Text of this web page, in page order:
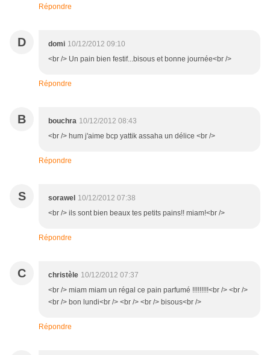
Répondre
D domi 10/12/2012 09:10
<br /> Un pain bien festif...bisous et bonne journée<br />
Répondre
B bouchra 10/12/2012 08:43
<br /> hum j'aime bcp yattik assaha un délice <br />
Répondre
S sorawel 10/12/2012 07:38
<br /> ils sont bien beaux tes petits pains!! miam!<br />
Répondre
C christèle 10/12/2012 07:37
<br /> miam miam un régal ce pain parfumé !!!!!!!!!<br /> <br />
<br /> bon lundi<br /> <br /> <br /> bisous<br />
Répondre